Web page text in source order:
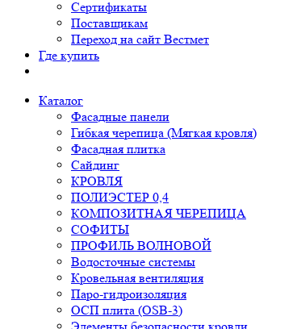
Сертификаты
Поставщикам
Переход на сайт Вестмет
Где купить
Каталог
Фасадные панели
Гибкая черепица (Мягкая кровля)
Фасадная плитка
Сайдинг
КРОВЛЯ
ПОЛИЭСТЕР 0,4
КОМПОЗИТНАЯ ЧЕРЕПИЦА
СОФИТЫ
ПРОФИЛЬ ВОЛНОВОЙ
Водосточные системы
Кровельная вентиляция
Паро-гидроизоляция
ОСП плита (OSB-3)